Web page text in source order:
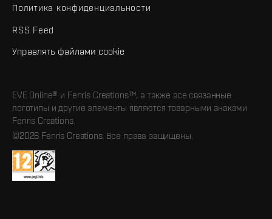
Политика конфиденциальности
RSS Feed
Управлять файлами cookie
EVE Online® и Fenris Creations™, а также все связанные
логотипы и другие элементы являются товарными знаками
Fenris Creations.
©2026 Fenris Creations. Все права защищены.